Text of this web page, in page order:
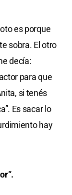
es porque
sobra. El otro
decía:
para que
si tenés
Es sacar lo
hay